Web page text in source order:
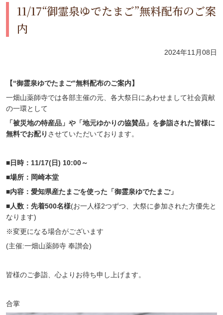
11/17“御霊泉ゆでたまご”無料配布のご案
内
2024年11月08日
【“御霊泉ゆでたまご”無料配布のご案内】
一畑山薬師寺では各部主催の元、各大祭日にあわせまして社会貢献
の一環として
「被災地の特産品」や「地元ゆかりの協賛品」を参詣された皆様に
無料でお配り させていただいております。
■日時：11/17(日) 10:00～
■場所：岡崎本堂
■内容：愛知県産たまごを使った「御霊泉ゆでたまご」
■人数：先着500名様(お一人様2つずつ、大祭に参加された方優先と
なります)
※変更になる場合がございます
(主催:一畑山薬師寺 奉讃会)
皆様のご参詣、心よりお待ち申し上げます。
合掌